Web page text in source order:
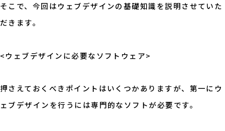
そこで、今回はウェブデザインの基礎知識を説明させていた
だきます。
<ウェブデザインに必要なソフトウェア>
押さえておくべきポイントはいくつかありますが、第一にウ
ェブデザインを行うには専門的なソフトが必要です。